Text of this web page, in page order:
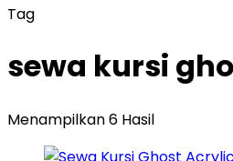
Tag
sewa kursi
Menampilkan 6 Hasil